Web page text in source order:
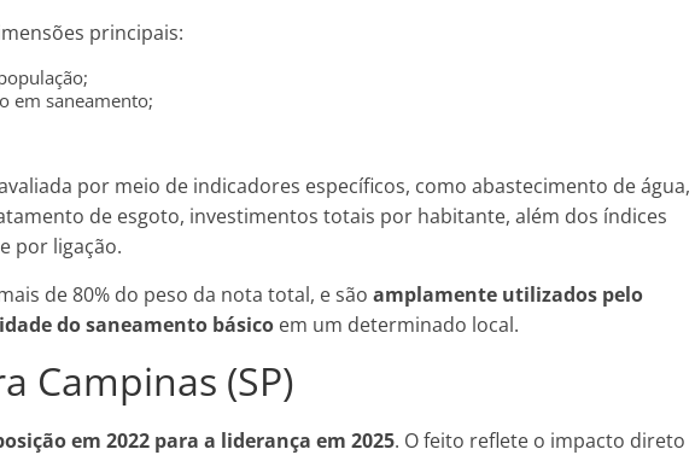
principais:
em saneamento;
por meio de indicadores específicos, como abastecimento de água,
de esgoto, investimentos totais por habitante, além dos índices
por ligação.
de 80% do peso da nota total, e são amplamente utilizados pelo
do saneamento básico em um determinado local.
Campinas (SP)
em 2022 para a liderança em 2025. O feito reflete o impacto direto